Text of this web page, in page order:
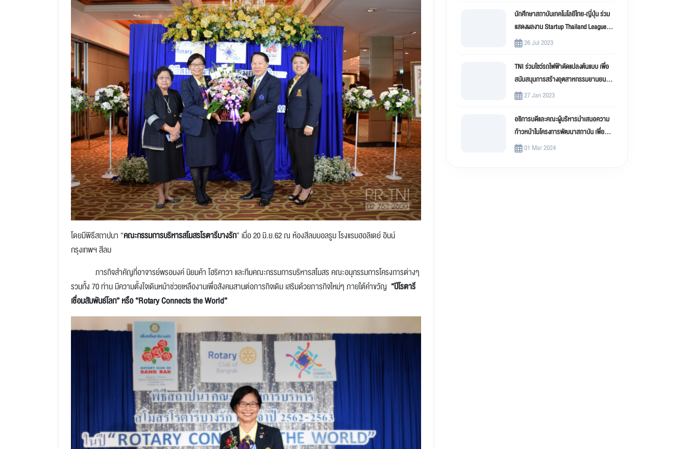
โดยมีพิธีสถาปนา “คณะกรรมการบริหารสโมสรโรตารีบางรัก”เมื่อ 20 มิ.ย.62 ณ ห้องสีลมบอลรูม โรงแรมฮอลิเดย์ อินน์
กรุงเทพฯสีลม
ภารกิจสำคัญที่อาจารย์พรอนงค์ นิยมค้า โฮริคาวา และทีมคณะกรรมการบริหารสโมสร คณะอนุกรรมการโครงการต่างๆ
รวมทั้ง 70 ท่าน มีความตั้งใจเดินหน้าช่วยเหลืองานเพื่อสังคมสานต่อภารกิจเดิม เสริมด้วยภารกิจใหม่ๆ ภายใต้คำขวัญ “ปีโรตารี
เชื่อมสัมพันธ์โลก”หรือ“Rotary Connects the World”
นักศึกษาสถาบันเทคโนโลยีไทย-ญี่ปุ่น ร่วม
แสดงผลงาน Startup Thailand League
202326 Jul 2023
TNI ร่วมโชว์รถไฟฟ้าดัดแปลงต้นแบบ เพื่อ
สนับสนุนการสร้างอุตสาหกรรมยานยนต์
ไฟฟ้าดัดแปลง (EV Conversion)
27 Jan 2023
อธิการบดีและคณะผู้บริหารนำเสนอความ
ก้าวหน้าในโครงการพัฒนาสถาบัน เพื่อขับ
เคลื่อน สถาบันเทคโนโลยีไทย-ญี่ปุ่น (TNI)
01 Mar 2024